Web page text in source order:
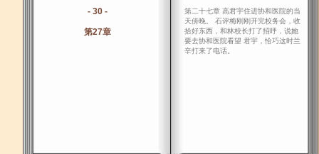
- 30 -
第27章
第二十七章 高君宇住进协和医院的当
天傍晚。 石评梅刚刚开完校务会，收
拾好东西，和林校长打了招呼，说她
要去协和医院看望 君宇，恰巧这时兰
辛打来了电话。